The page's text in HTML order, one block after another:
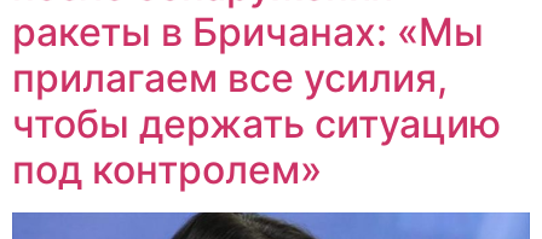
ракеты в Бричанах: «Мы
прилагаем все усилия,
чтобы держать ситуацию
под контролем»